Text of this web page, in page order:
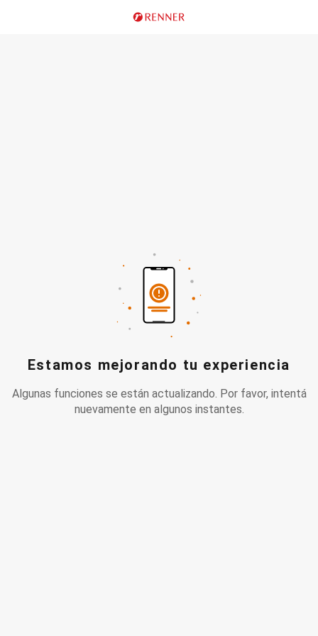
Estamos mejorando tu experiencia
Algunas funciones se están actualizando. Por favor, intentá
nuevamente en algunos instantes.